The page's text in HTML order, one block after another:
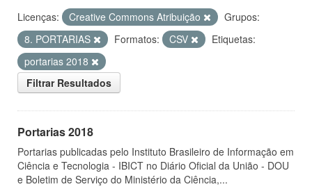
Licenças: Creative Commons Atribuição
Grupos:
8. PORTARIAS
Formatos: CSV
Etiquetas:
portarias 2018
Filtrar Resultados
Portarias 2018
Portarias publicadas pelo Instituto Brasileiro de Informação em
Ciência e Tecnologia - IBICT no Diário Oficial da União - DOU
e Boletim de Serviço do Ministério da Ciência,...